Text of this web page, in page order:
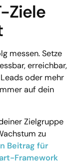
Ziele
messen. Setze
erreichbar,
oder mehr
auf dein
Zielgruppe
zu
Beitrag für
Framework